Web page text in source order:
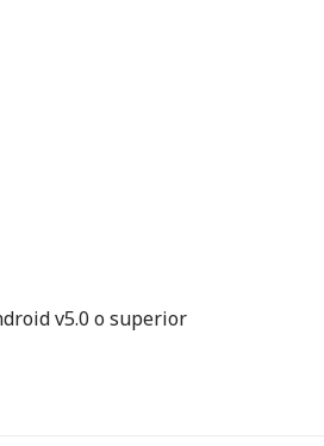
v5.0 o superior